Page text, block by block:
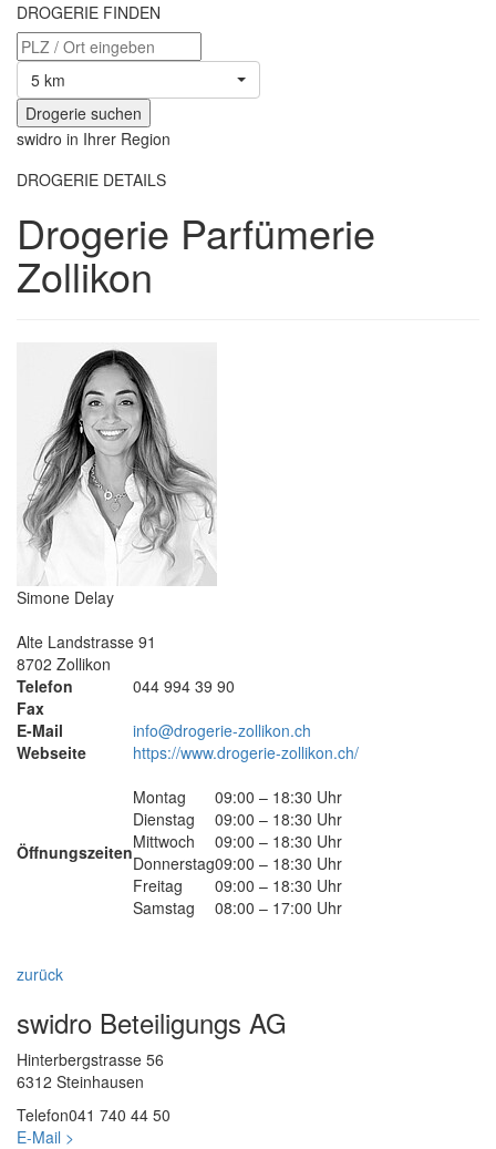
DROGERIE FINDEN
5 km
swidro in Ihrer Region
DROGERIE DETAILS
Drogerie Parfümerie
Zollikon
Simone Delay
Alte Landstrasse 91
8702 Zollikon
Telefon
044 994 39 90
Fax
E-Mail
info@drogerie-zollikon.ch
Webseite
https://www.drogerie-zollikon.ch/
Öffnungszeiten
Montag
09:00 – 18:30 Uhr
Dienstag
09:00 – 18:30 Uhr
Mittwoch
09:00 – 18:30 Uhr
Donnerstag09:00 – 18:30 Uhr
Freitag
09:00 – 18:30 Uhr
Samstag
08:00 – 17:00 Uhr
zurück
swidro Beteiligungs AG
Hinterbergstrasse 56
6312 Steinhausen
Telefon041 740 44 50
E-Mail >